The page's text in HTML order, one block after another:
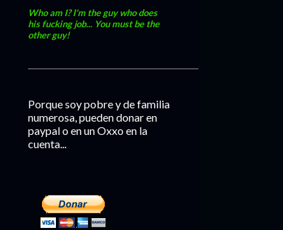
Who am I? I'm the guy who does
his fucking job... You must be the
other guy!
Porque soy pobre y de familia
numerosa, pueden donar en
paypal o en un Oxxo en la
cuenta...